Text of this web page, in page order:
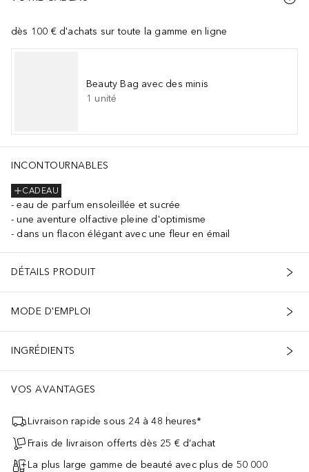
dès 100 € d'achats sur toute la gamme en ligne
Beauty Bag avec des minis
1 unité
INCONTOURNABLES
CADEAU
eau de parfum ensoleillée et sucrée
une aventure olfactive pleine d'optimisme
dans un flacon élégant avec une fleur en émail
DÉTAILS PRODUIT
MODE D'EMPLOI
INGRÉDIENTS
VOS AVANTAGES
Livraison rapide sous 24 à 48 heures*
Frais de livraison offerts dès 25 € d’achat
La plus large gamme de beauté avec plus de 50 000